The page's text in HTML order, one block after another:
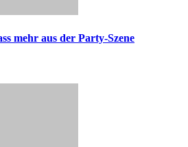
mehr aus der Party-Szene